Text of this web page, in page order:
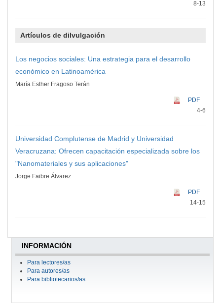
8-13
Artículos de dilvulgación
Los negocios sociales: Una estrategia para el desarrollo
económico en Latinoamérica
María Esther Fragoso Terán
PDF
4-6
Universidad Complutense de Madrid y Universidad
Veracruzana: Ofrecen capacitación especializada sobre los
"Nanomateriales y sus aplicaciones"
Jorge Faibre Álvarez
PDF
14-15
INFORMACIÓN
Para lectores/as
Para autores/as
Para bibliotecarios/as